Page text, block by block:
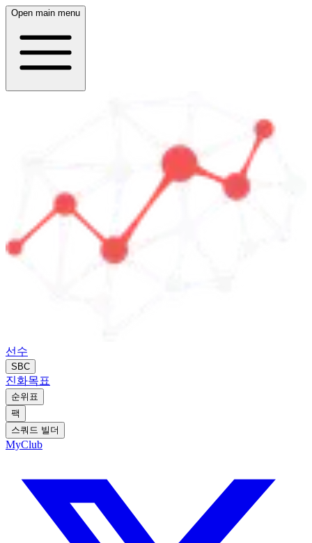
Open main menu
선수
SBC
진화목표
순위표
팩
스쿼드 빌더
MyClub